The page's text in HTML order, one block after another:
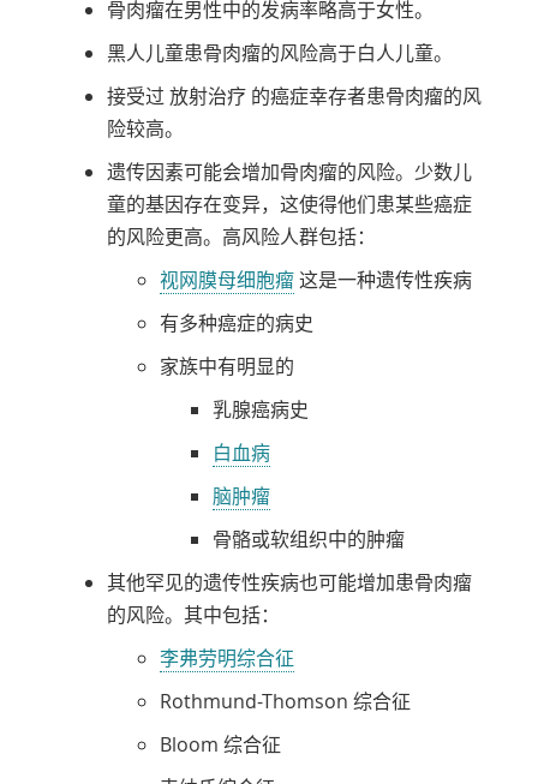
骨肉瘤在男性中的发病率略高于女性。
黑人儿童患骨肉瘤的风险高于白人儿童。
接受过 放射治疗的癌症幸存者患骨肉瘤的风
险较高。
遗传因素可能会增加骨肉瘤的风险。少数儿
童的基因存在变异，这使得他们患某些癌症
的风险更高。高风险人群包括：
视网膜母细胞瘤这是一种遗传性疾病
有多种癌症的病史
家族中有明显的
乳腺癌病史
白血病
脑肿瘤
骨骼或软组织中的肿瘤
其他罕见的遗传性疾病也可能增加患骨肉瘤
的风险。其中包括：
李弗劳明综合征
Rothmund-Thomson 综合征
Bloom 综合征